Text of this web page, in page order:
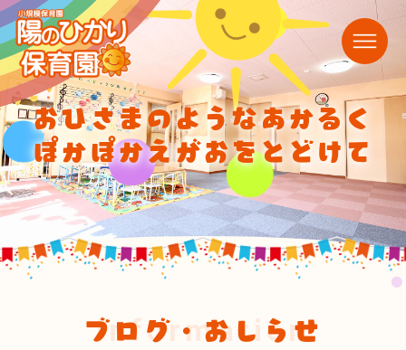
おひさまのようなあかるく
ぽかぽかえがおをとどけて
ブログ・おしらせ
information